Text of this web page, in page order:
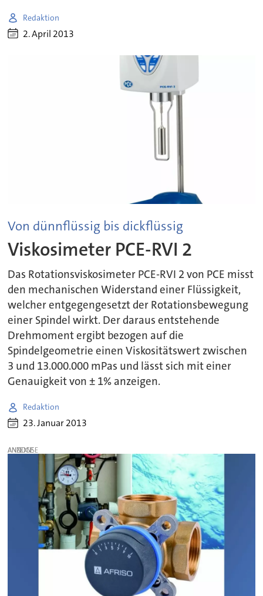
Redaktion
2. April 2013
Von dünnflüssig bis dickflüssig
Viskosimeter PCE-RVI 2
Das Rotationsviskosimeter PCE-RVI 2 von PCE misst
den mechanischen Widerstand einer Flüssigkeit,
welcher entgegengesetzt der Rotationsbewegung
einer Spindel wirkt. Der daraus entstehende
Drehmoment ergibt bezogen auf die
Spindelgeometrie einen Viskositätswert zwischen
3 und 13.000.000 mPas und lässt sich mit einer
Genauigkeit von ± 1% anzeigen.
Redaktion
23. Januar 2013
ANZEIGE